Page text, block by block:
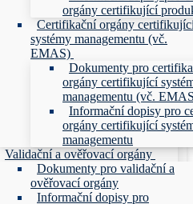
orgány certifikující
Certifikační orgány
systémy managementu (vč.
EMAS)
Dokumenty pro
orgány certifikující
managementu (vč.
Informační dopisy pro
orgány certifikující
managementu
Validační a ověřovací orgány
Dokumenty pro validační a
ověřovací orgány
Informační dopisy pro